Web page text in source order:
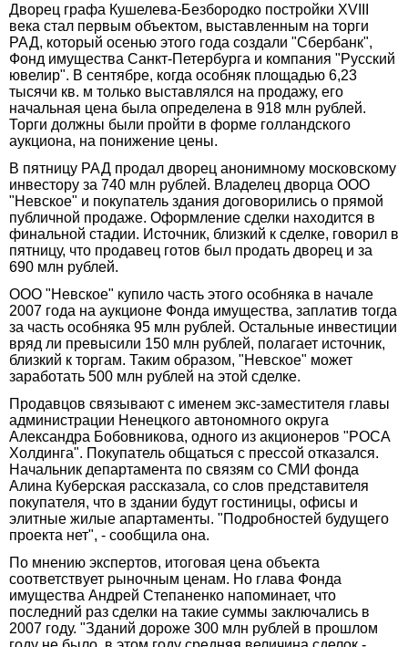
Дворец графа Кушелева-Безбородко постройки XVIII
века стал первым объектом, выставленным на торги
РАД, который осенью этого года создали "Сбербанк",
Фонд имущества Санкт-Петербурга и компания "Русский
ювелир". В сентябре, когда особняк площадью 6,23
тысячи кв. м только выставлялся на продажу, его
начальная цена была определена в 918 млн рублей.
Торги должны были пройти в форме голландского
аукциона, на понижение цены.
В пятницу РАД продал дворец анонимному московскому
инвестору за 740 млн рублей. Владелец дворца ООО
"Невское" и покупатель здания договорились о прямой
публичной продаже. Оформление сделки находится в
финальной стадии. Источник, близкий к сделке, говорил в
пятницу, что продавец готов был продать дворец и за
690 млн рублей.
ООО "Невское" купило часть этого особняка в начале
2007 года на аукционе Фонда имущества, заплатив тогда
за часть особняка 95 млн рублей. Остальные инвестиции
вряд ли превысили 150 млн рублей, полагает источник,
близкий к торгам. Таким образом, "Невское" может
заработать 500 млн рублей на этой сделке.
Продавцов связывают с именем экс-заместителя главы
администрации Ненецкого автономного округа
Александра Бобовникова, одного из акционеров "РОСА
Холдинга". Покупатель общаться с прессой отказался.
Начальник департамента по связям со СМИ фонда
Алина Куберская рассказала, со слов представителя
покупателя, что в здании будут гостиницы, офисы и
элитные жилые апартаменты. "Подробностей будущего
проекта нет", - сообщила она.
По мнению экспертов, итоговая цена объекта
соответствует рыночным ценам. Но глава Фонда
имущества Андрей Степаненко напоминает, что
последний раз сделки на такие суммы заключались в
2007 году. "Зданий дороже 300 млн рублей в прошлом